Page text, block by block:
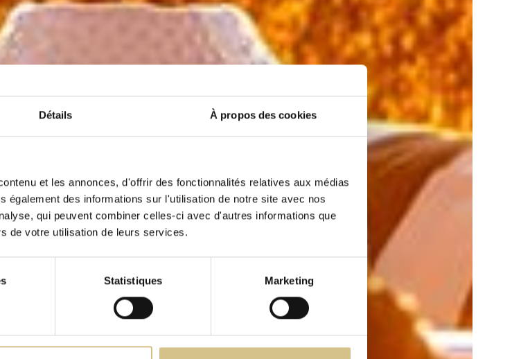
Détails À propos des cookies
et les annonces, d'offrir des fonctionnalités relatives aux médias
également des informations sur l'utilisation de notre site avec nos
qui peuvent combiner celles-ci avec d'autres informations que
de votre utilisation de leurs services.
Statistiques Marketing
Le concept